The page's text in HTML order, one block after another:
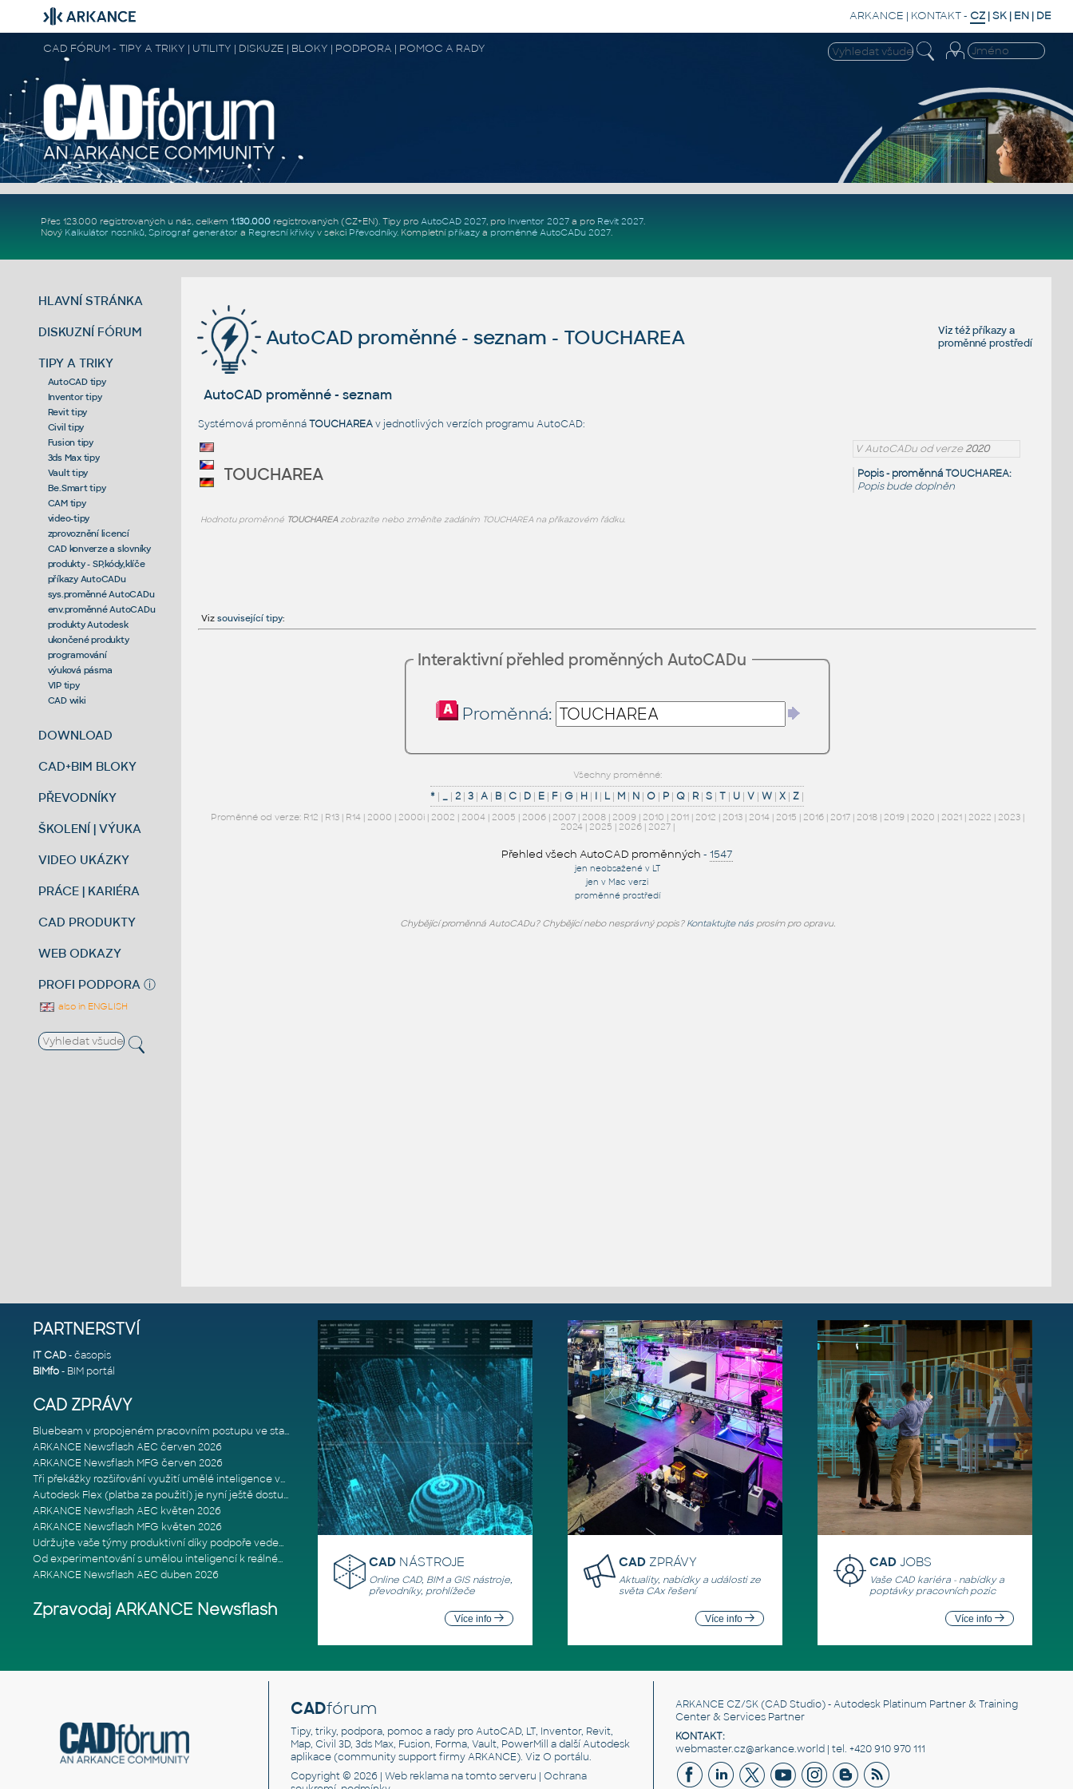
ARKANCE | KONTAKT- CZ |SK | EN | DE
CAD FÓRUM - TIPY A TRIKY | UTILITY | DISKUZE | BLOKY | PODPORA | POMOC A RADY
Přes 123.000 registrovaných u nás, celkem 1.130.000registrovaných (CZ+EN). Tipy pro AutoCAD 2027, pro Inventor 2027a pro Revit 2027.
Nový Kalkulátor nosníků, Spirograf generátor a Regresní křivkyv sekci Převodníky. Kompletní příkazya proměnné AutoCADu 2027.
HLAVNÍ STRÁNKA
DISKUZNÍ FÓRUM
TIPY A TRIKY
AutoCAD tipy
Inventor tipy
Revit tipy
Civil tipy
Fusion tipy
3ds Max tipy
Vault tipy
Be.Smart tipy
CAM tipy
video-tipy
zprovoznění licencí
CAD konverze a slovníky
produkty - SP,kódy,klíče
příkazy AutoCADu
sys.proměnné AutoCADu
env.proměnné AutoCADu
produkty Autodesk
ukončené produkty
programování
výuková pásma
VIP tipy
CAD wiki
DOWNLOAD
CAD+BIM BLOKY
PŘEVODNÍKY
ŠKOLENÍ | VÝUKA
VIDEO UKÁZKY
PRÁCE | KARIÉRA
CAD PRODUKTY
WEB ODKAZY
PROFI PODPORA ⓘ
also in ENGLISH
Viz téžpříkazya
proměnné prostředí
AutoCAD proměnné - seznam - TOUCHAREA
AutoCAD proměnné - seznam
Systémová proměnnáTOUCHAREAv jednotlivých verzích programu AutoCAD:
V AutoCADu od verze2020
Popis - proměnná TOUCHAREA:
Popis bude doplněn
TOUCHAREA
Hodnotu proměnné TOUCHAREAzobrazíte nebo změníte zadáním TOUCHAREA na příkazovém řádku.
Viz související tipy:
Interaktivní přehled proměnných AutoCADu
Proměnná:
Všechny proměnné:
* | _ |2 |3 |A | B |C | D | E | F|G | H | I | L | M | N |O | P |Q | R |S |T | U |V |W |X |Z |
Proměnné od verze: R12 | R13| R14| 2000 | 2000i| 2002 | 2004| 2005 | 2006| 2007| 2008| 2009| 2010 | 2011| 2012 | 2013| 2014| 2015 | 2016| 2017| 2018| 2019| 2020 | 2021| 2022 | 2023|
2024| 2025 | 2026| 2027|
Přehled všech AutoCAD proměnných -1547
jen neobsažené v LT
jen v Mac verzi
proměnné prostředí
Chybějící proměnná AutoCADu? Chybějící nebo nesprávný popis? Kontaktujte násprosím pro opravu.
PARTNERSTVÍ
IT CAD- časopis
BIMfo- BIM portál
CAD ZPRÁVY
Bluebeam v propojeném pracovním postupu ve stavebnictví: Proč je int
ARKANCE Newsflash AEC červen 2026
ARKANCE Newsflash MFG červen 2026
Tři překážky rozšiřování využití umělé inteligence ve stavebním prům
Autodesk Flex (platba za použití) je nyní ještě dostupnější
ARKANCE Newsflash AEC květen 2026
ARKANCE Newsflash MFG květen 2026
Udržujte vaše týmy produktivní díky podpoře vedené odborníky
Od experimentování s umělou inteligencí k reálnému dopadu na podniká
ARKANCE Newsflash AEC duben 2026
Zpravodaj ARKANCE Newsflash
CAD NÁSTROJE
Online CAD, BIM a GIS nástroje,
převodníky, prohlížeče
Více info
CAD ZPRÁVY
Aktuality, nabídky a události ze
světa CAx řešení
Více info
CADJOBS
Vaše CAD kariéra - nabídky a
poptávky pracovních pozic
Více info
CADfórum
Tipy, triky, podpora, pomoc a rady pro AutoCAD, LT, Inventor, Revit,
Map, Civil 3D, 3ds Max, Fusion, Forma, Vault, PowerMill a další Autodesk
aplikace (community support firmy ARKANCE). Viz O portálu.
Copyright © 2026 | Web reklamana tomto serveru | Ochrana
ARKANCE CZ/SK(CAD Studio) - Autodesk Platinum Partner & Training
Center & Services Partner
KONTAKT:
webmaster.cz@arkance.world | tel. +420 910 970 111